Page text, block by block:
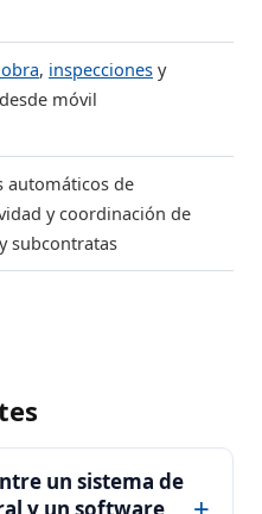
, inspecciones y
desde móvil
automáticos de
y coordinación de
subcontratas
un sistema de